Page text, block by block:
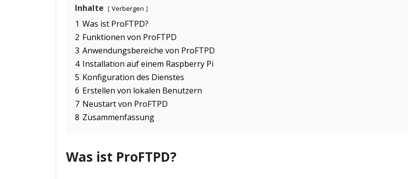
Inhalte Verbergen
1 Was ist ProFTPD?
2 Funktionen von ProFTPD
3 Anwendungsbereiche von ProFTPD
4 Installation auf einem Raspberry Pi
5 Konfiguration des Dienstes
6 Erstellen von lokalen Benutzern
7 Neustart von ProFTPD
8 Zusammenfassung
Was ist ProFTPD?